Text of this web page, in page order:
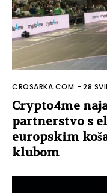
CROSARKA.COM -28
Crypto4me
partnerstvo s
europskim
klubom